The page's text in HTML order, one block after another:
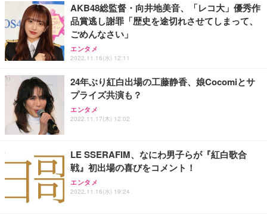
務用 おしゃれ パソコンチェア (ホワイト)
ANDWINT オフィスチェア デスクチェア 肘なし メ
ッシュ 通気性 ランバーサポート付き 腰サポート ガ
ス圧無段階昇降 360度回転 キャスター付き コンパク
ト 幅52×奥行58.5×高さ84～96cm テレワーク 在宅
￥4,139
【MiniLED/24.5inch/280Hz/FHD】GRAPHT THE S
HOOTER Gaming Monitor 24” Essential ゲーミン
グモニター QD 24.5インチ 1ms FHD 量子ドット 残
像低減 (3年保証 | 輝点保証 | 日本メーカー)
￥34,980
アイリスオーヤマ ペットシーツ 超厚型 お徳用 レギ
ュラー 200枚入【Amazon.co.jp限定】
￥3,731
AKB48総監督・向井地美音、「レコ大」優秀作
品賞逃し謝罪「歴史を途切れさせてしまって、
ごめんなさい」
エンタメ
2022.11.16(水) 12:11
24年ぶり紅白出場の工藤静香、娘Cocomiとサ
プライズ共演も？
エンタメ
2022.11.17(木) 12:02
LE SSERAFIM、なにわ男子らが『紅白歌合
戦』初出場の喜びをコメント！
エンタメ
2022.11.16(水) 19:24